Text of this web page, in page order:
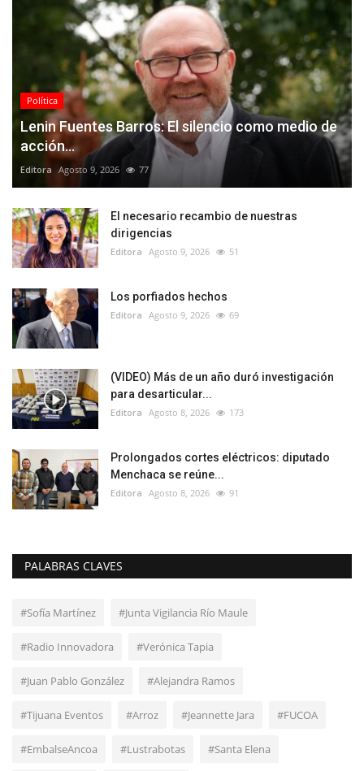
Política
Lenin Fuentes Barros: El silencio como medio de
acción...
Editora Agosto 9, 2026 77
El necesario recambio de nuestras
dirigencias
Editora Agosto 9, 2026 51
Los porfiados hechos
Editora Agosto 9, 2026 69
(VIDEO) Más de un año duró investigación
para desarticular...
Editora Agosto 8, 2026 173
Prolongados cortes eléctricos: diputado
Menchaca se reúne...
Editora Agosto 8, 2026 91
PALABRAS CLAVES
#Sofía Martínez #Junta Vigilancia Río Maule
#Radio Innovadora #Verónica Tapia
#Juan Pablo González #Alejandra Ramos
#Tijuana Eventos #Arroz #Jeannette Jara #FUCOA
#EmbalseAncoa #Lustrabotas #Santa Elena